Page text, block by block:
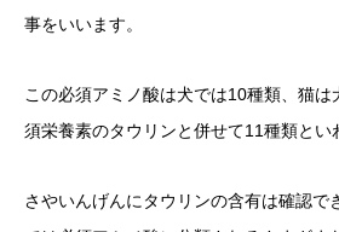
事をいいます。
この必須アミノ酸は犬では10種類、猫
須栄養素のタウリンと併せて11種類とい
さやいんげんにタウリンの含有は確認で